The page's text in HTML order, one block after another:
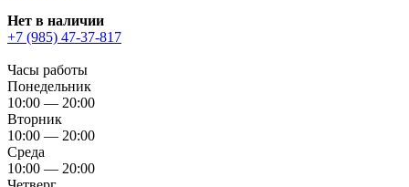
Нет в наличии
+7 (985) 47-37-817
Часы работы
Понедельник
10:00 — 20:00
Вторник
10:00 — 20:00
Среда
10:00 — 20:00